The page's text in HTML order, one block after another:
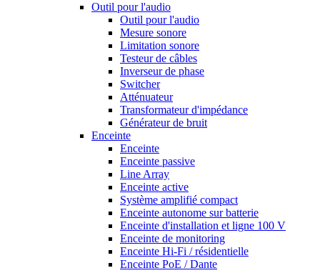
Outil pour l'audio
Outil pour l'audio
Mesure sonore
Limitation sonore
Testeur de câbles
Inverseur de phase
Switcher
Atténuateur
Transformateur d'impédance
Générateur de bruit
Enceinte
Enceinte
Enceinte passive
Line Array
Enceinte active
Système amplifié compact
Enceinte autonome sur batterie
Enceinte d'installation et ligne 100 V
Enceinte de monitoring
Enceinte Hi-Fi / résidentielle
Enceinte PoE / Dante